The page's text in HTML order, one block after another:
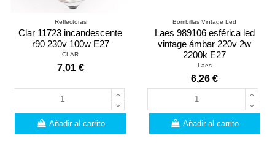
Reflectoras
Clar 11723 incandescente
r90 230v 100w E27
CLAR
7,01 €
Añadir al carrito
Bombillas Vintage Led
Laes 989106 esférica led
vintage ámbar 220v 2w
2200k E27
Laes
6,26 €
Añadir al carrito